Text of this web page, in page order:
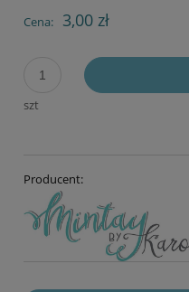
Cena: 3,00 zł
szt
Producent: